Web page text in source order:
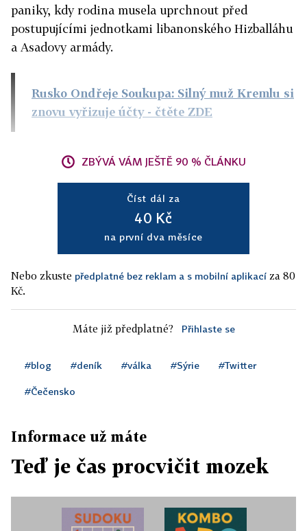
paniky, kdy rodina musela uprchnout před
postupujícími jednotkami libanonského Hizballáhu
a Asadovy armády.
Rusko Ondřeje Soukupa: Silný muž Kremlu si
znovu vyřizuje účty- čtěte ZDE
ZBÝVÁ VÁM JEŠTĚ 90 % ČLÁNKU
Číst dál za
40 Kč
na první dva měsíce
Nebo zkuste předplatné bez reklam a s mobilní aplikací za 80
Kč.
Máte již předplatné? Přihlaste se
#blog #deník #válka #Sýrie #Twitter
#Čečensko
Informace už máte
Teď je čas procvičit mozek